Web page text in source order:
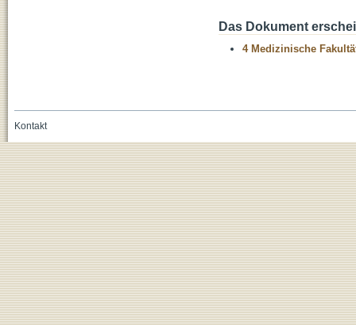
Das Dokument
4 Medizinische
Kontakt